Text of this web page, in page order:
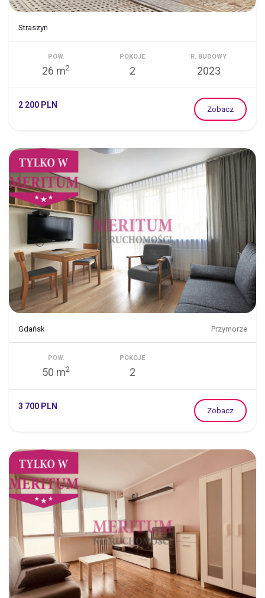
Straszyn
POW.
26 m2
POKOJE
2
R. BUDOWY
2023
2 200 PLN Zobacz
Gdańsk Przymorze
POW.
50 m2
POKOJE
2
3 700 PLN Zobacz